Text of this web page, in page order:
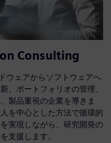
Consulting
ウェアからソフトウェアへ
、ポートフォリオの管理、
製品重視の企業を導きま
を中心とした方法で循環的
実現しながら、研究開発の
支援します。